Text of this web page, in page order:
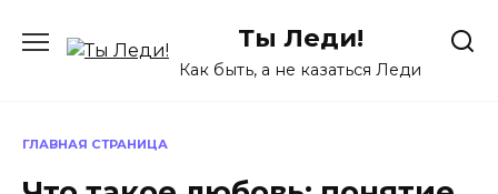
содержанию
Ты Леди!
Как быть, а не казаться Леди
ГЛАВНАЯ СТРАНИЦА